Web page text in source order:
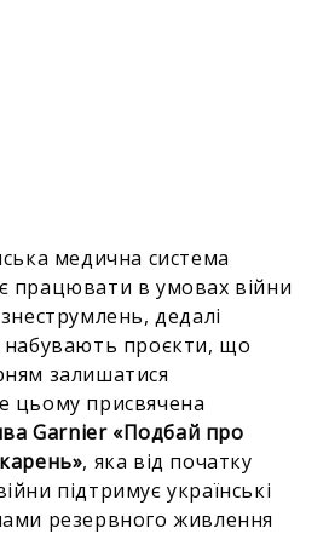
медична система
працювати в умовах війни
дедалі
набувають проєкти, що
залишатися
цьому присвячена
Garnier «Подбай про
, яка від початку
підтримує українські
резервного живлення